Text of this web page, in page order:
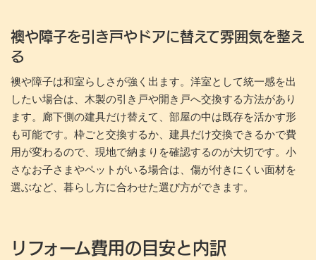
襖や障子を引き戸やドアに替えて雰囲気を整え
る
襖や障子は和室らしさが強く出ます。洋室として統一感を出
したい場合は、木製の引き戸や開き戸へ交換する方法があり
ます。廊下側の建具だけ替えて、部屋の中は既存を活かす形
も可能です。枠ごと交換するか、建具だけ交換できるかで費
用が変わるので、現地で納まりを確認するのが大切です。小
さなお子さまやペットがいる場合は、傷が付きにくい面材を
選ぶなど、暮らし方に合わせた選び方ができます。
リフォーム費用の目安と内訳